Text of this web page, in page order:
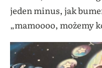
jeden minus, jak
„mamoooo, możemy